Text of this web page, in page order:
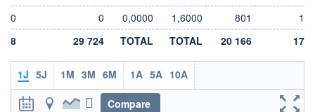
- -
DERNIER
DIVIDENDE
0,25 EUR (02/06/25)
DATE
DERNIER
DIVIDENDE
PROCHAIN
DIVIDENDE
0
0 0,0000 1,6000 801
1
8
29 724 TOTAL TOTAL 20 166 17
1J 5J 1M 3M 6M 1A 5A 10A
Compare